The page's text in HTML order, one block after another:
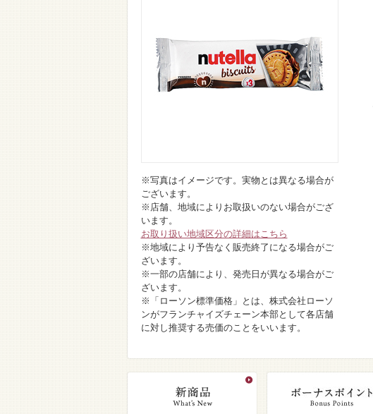
※写真はイメージです。実物とは異なる場合が
ございます。
※店舗、地域によりお取扱いのない場合がござ
います。
お取り扱い地域区分の詳細はこちら
※地域により予告なく販売終了になる場合がご
ざいます。
※一部の店舗により、発売日が異なる場合がご
ざいます。
※「ローソン標準価格」とは、株式会社ローソ
ンがフランチャイズチェーン本部として各店舗
に対し推奨する売価のことをいいます。